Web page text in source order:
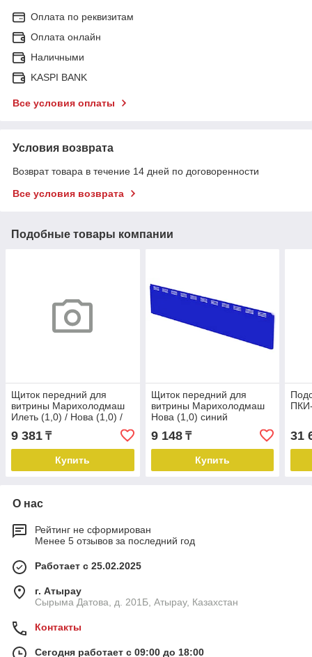
Оплата по реквизитам
Оплата онлайн
Наличными
KASPI BANK
Все условия оплаты
Условия возврата
Возврат товара в течение 14 дней по договоренности
Все условия возврата
Подобные товары компании
Щиток передний для
витрины Марихолодмаш
Илеть (1,0) / Нова (1,0) /
Таир (1,0) красный
9 381 ₸
Купить
Щиток передний для
витрины Марихолодмаш
Нова (1,0) синий
9 148₸
Купить
31
О нас
Рейтинг не сформирован
Менее 5 отзывов за последний год
Работает с 25.02.2025
г. Атырау
Сырыма Датова, д. 201Б, Атырау, Казахстан
Контакты
Сегодня работает с 09:00 до 18:00